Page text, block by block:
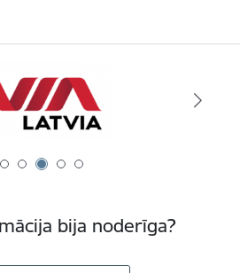
bija noderīga?